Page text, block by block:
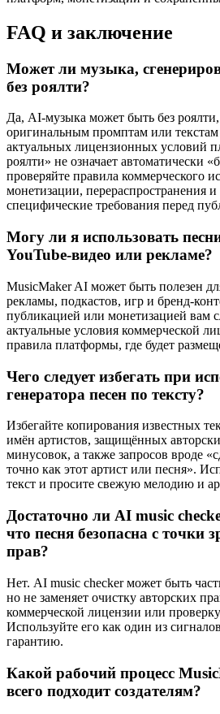
FAQ и заключение
Может ли музыка,
без роялти?
Да, AI-музыка может быть без роялти,
оригинальным промптам или текстам
актуальных лицензионных условий
роялти» не означает автоматически
проверяйте правила коммерческого
монетизации, перераспространения
специфические требования перед
Могу ли я использовать
YouTube-видео или рекламе?
MusicMaker AI может быть полезен
рекламы, подкастов, игр и бренд-
публикацией или монетизацией вам
актуальные условия коммерческой
правила платформы, где будет
Чего следует избегать при
генератора песен по тексту?
Избегайте копирования известных
имён артистов, защищённых
минусовок, а также запросов вроде
точно как этот артист или песня».
текст и просите свежую мелодию и
Достаточно ли AI music
что песня безопасна с точки
прав?
Нет. AI music checker может быть
но не заменяет очистку авторских
коммерческой лицензии или
Используйте его как один из
гарантию.
Какой рабочий процесс
всего подходит создателям?